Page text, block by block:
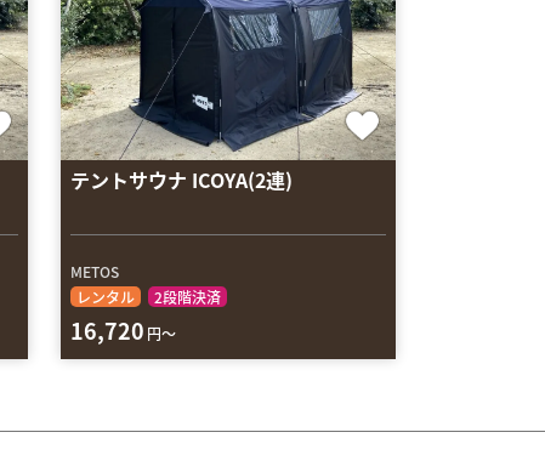
テントサウナ ICOYA(2連)
METOS
レンタル
2段階決済
16,720 円～